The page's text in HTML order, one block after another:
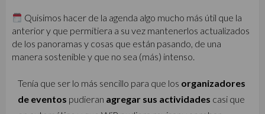
Quisimos hacer de la agenda algo mucho más útil que la
anterior y que permitiera a su vez mantenerlos actualizados
de los panoramas y cosas que están pasando, de una
manera sostenible y que no sea (más) intenso.
Tenía que ser lo más sencillo para que los organizadores
de eventos pudieran agregar sus actividades casi que